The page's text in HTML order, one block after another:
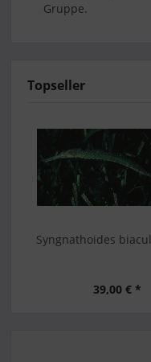
Gruppe.
Topseller
Syngnathoides
39,00 € *